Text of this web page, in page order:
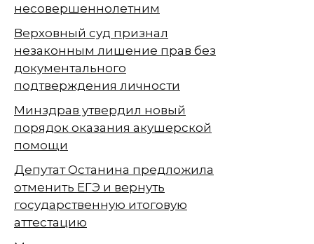
несовершеннолетним
Верховный суд признал
незаконным лишение прав без
документального
подтверждения личности
Минздрав утвердил новый
порядок оказания акушерской
помощи
Депутат Останина предложила
отменить ЕГЭ и вернуть
государственную итоговую
аттестацию